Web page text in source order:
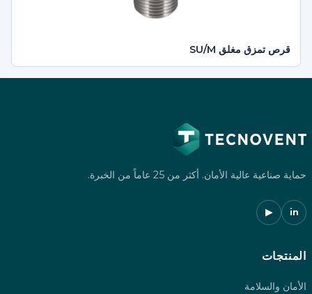
قرص تمزق مغلق SU/M
حماية صناعية عالية الأمان. أكثر من 25 عاماً من الخبرة.
in
▶
المنتجات
الأمان والسلامة